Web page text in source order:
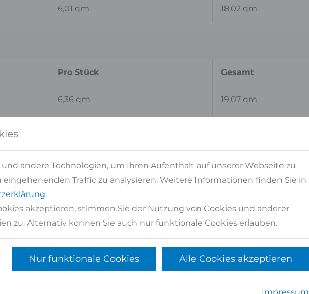
6,01 qm 18,02 qm
Pro Stück Gesamt
6,36 qm 19,07 qm
6,37 qm 12,74 qm
6,19 qm 18,57 qm
5,51 qm 5,51 qm
andere Technologien, um Ihren Aufenthalt auf unserer Webseite zu
Traffic zu analysieren. Weitere Informationen finden Sie in
.
akzeptieren, stimmen Sie der Nutzung von Cookies und anderer
zu. Alternativ können Sie auch nur funktionale Cookies erlauben.
Nur funktionale Cookies Alle Cookies akzeptieren
Impressum